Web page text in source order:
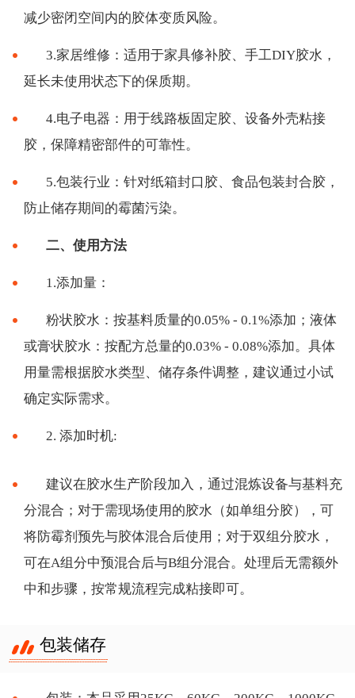
减少密闭空间内的胶体变质风险。
3.家居维修：适用于家具修补胶、手工DIY胶水，
延长未使用状态下的保质期。
4.电子电器：用于线路板固定胶、设备外壳粘接
胶，保障精密部件的可靠性。
5.包装行业：针对纸箱封口胶、食品包装封合胶，
防止储存期间的霉菌污染。
二、使用方法
1.添加量：
粉状胶水：按基料质量的0.05% - 0.1%添加；液体
或膏状胶水：按配方总量的0.03% - 0.08%添加。具体
用量需根据胶水类型、储存条件调整，建议通过小试
确定实际需求。
2. 添加时机:
建议在胶水生产阶段加入，通过混炼设备与基料充
分混合；对于需现场使用的胶水（如单组分胶），可
将防霉剂预先与胶体混合后使用；对于双组分胶水，
可在A组分中预混合后与B组分混合。处理后无需额外
中和步骤，按常规流程完成粘接即可。
包装储存